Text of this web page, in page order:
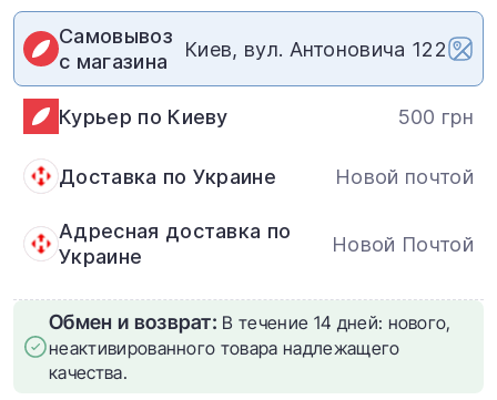
Самовывоз
с магазина
Киев, вул. Антоновича 122
Курьер по Киеву 500 грн
Доставка по Украине Новой почтой
Адресная доставка по
Украине
Новой Почтой
Обмен и возврат: В течение 14 дней: нового,
неактивированного товара надлежащего
качества.